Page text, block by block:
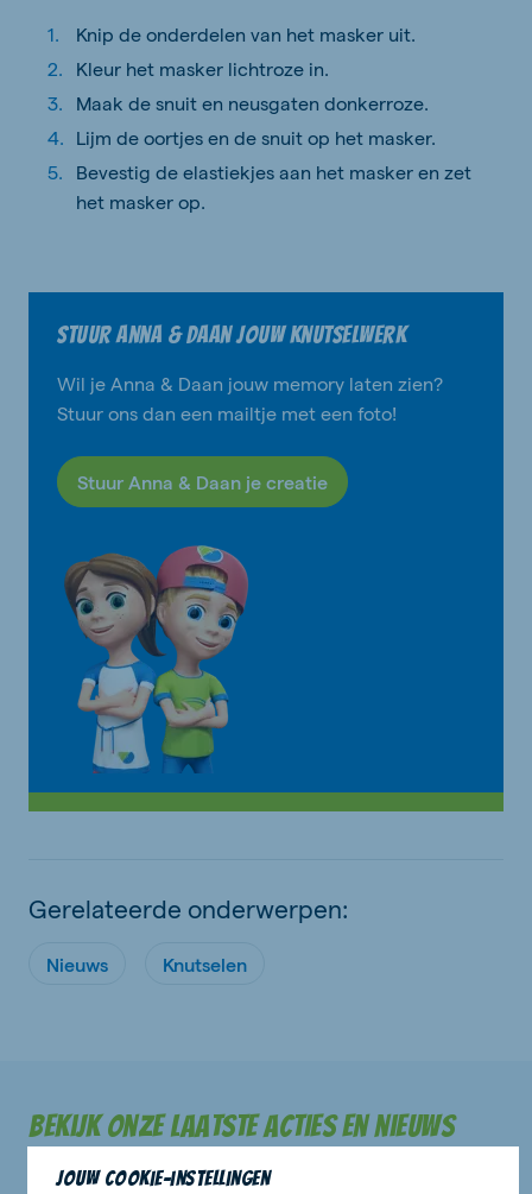
Knip de onderdelen van het masker uit.
Kleur het masker lichtroze in.
Maak de snuit en neusgaten donkerroze.
Lijm de oortjes en de snuit op het masker.
Bevestig de elastiekjes aan het masker en zet
het masker op.
Stuur Anna & Daan jouw knutselwerk
Wil je Anna & Daan jouw memory laten zien?
Stuur ons dan een mailtje met een foto!
Stuur Anna & Daan je creatie
Gerelateerde onderwerpen:
Nieuws Knutselen
Bekijk onze laatste acties en nieuws
Jouw cookie-instellingen